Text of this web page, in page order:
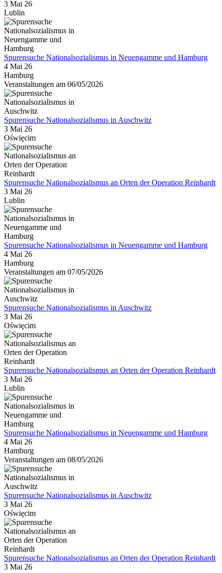
3 Mai 26
Lublin
Spurensuche Nationalsozialismus in Neuengamme und Hamburg
4 Mai 26
Hamburg
Veranstaltungen am 06/05/2026
Spurensuche Nationalsozialismus in Auschwitz
3 Mai 26
Oświęcim
Spurensuche Nationalsozialismus an Orten der Operation Reinhardt
3 Mai 26
Lublin
Spurensuche Nationalsozialismus in Neuengamme und Hamburg
4 Mai 26
Hamburg
Veranstaltungen am 07/05/2026
Spurensuche Nationalsozialismus in Auschwitz
3 Mai 26
Oświęcim
Spurensuche Nationalsozialismus an Orten der Operation Reinhardt
3 Mai 26
Lublin
Spurensuche Nationalsozialismus in Neuengamme und Hamburg
4 Mai 26
Hamburg
Veranstaltungen am 08/05/2026
Spurensuche Nationalsozialismus in Auschwitz
3 Mai 26
Oświęcim
Spurensuche Nationalsozialismus an Orten der Operation Reinhardt
3 Mai 26